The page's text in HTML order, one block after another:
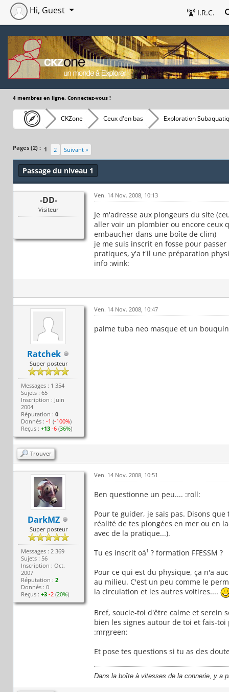
I.R.C.
Hi, Guest
4 membres en ligne. Connectez-vous !
CKZone Ceux d'en bas Exploration
Pages (2) : 1 2 Suivant »
Passage du niveau 1
-DD-
Visiteur
Ven. 14 Nov. 2008, 10:13
Je m'adresse aux plongeurs du site
aller voir un plombier ou encore ceux
embaucher dans une boîte de clim)
je me suis inscrit en fosse pour
pratiques, y'a t'il une préparation
info :wink:
Ratchek
Super posteur
Messages : 1 354
Sujets : 65
Inscription : Juin
2004
Réputation :0
Donnés :-1 (-100%)
Reçus :+13 -6 (36%)
Ven. 14 Nov. 2008, 10:47
palme tuba neo masque et un
Trouver
DarkMZ
Super posteur
Messages : 2 369
Sujets : 56
Inscription : Oct.
2007
Réputation :2
Donnés : 0
Reçus :+3 -2 (20%)
Ven. 14 Nov. 2008, 10:51
Ben questionne un peu.... :roll:
Pour te guider, je sais pas. Disons
réalité de tes plongées en mer ou en
avec de la pratique...).
Tu es inscrit oà¹ ? formation FFESSM ?
Pour ce qui est du physique, ça n'a
au milieu. C'est un peu comme le
la circulation et les autres voitires....
Bref, soucie-toi d'être calme et serein
bien les signes autour de toi et fais-
:mrgreen:
Et pose tes questions si tu as des
Dans la boîte à vitesses de la connerie, y a